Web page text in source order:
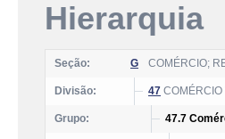
Hierarquia
Seção: G COMÉRCIO;
Divisão: 47 COMÉRCIO
Grupo: 47.7